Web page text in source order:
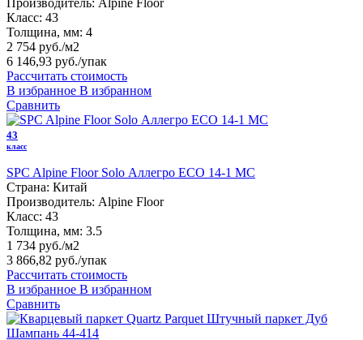
Класс: 43
Толщина, мм: 4
2 754 руб./м2
6 146,93 руб./упак
Рассчитать стоимость
В избранное В избранном
Сравнить
43
класс
SPC Alpine Floor Solo Аллегро ЕСО 14-1 MC
Страна: Китай
Производитель: Alpine Floor
Класс: 43
Толщина, мм: 3.5
1 734 руб./м2
3 866,82 руб./упак
Рассчитать стоимость
В избранное В избранном
Сравнить